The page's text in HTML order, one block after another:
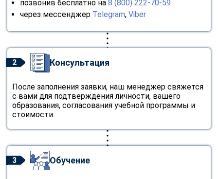
позвонив бесплатно на 8 (800) 222-70-59
через мессенджер Telegram, Viber
2 Консультация
После заполнения заявки, наш менеджер свяжется
с вами для подтверждения личности, вашего
образования, согласования учебной программы и
стоимости.
3 Обучение
Свяжитесь с нами через любой удобный мессенджер!
Telegram
Vkontakte EMail
Max